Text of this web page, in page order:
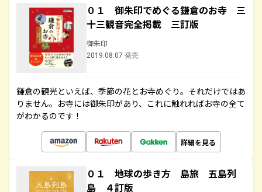
０１ 御朱印でめぐる鎌倉のお寺 三
十三観音完全掲載 三訂版
御朱印
2019.08.07 発売
鎌倉の観光といえば、季節の花とお寺めぐり。それだけではあ
りません。お寺には御朱印があり、これに触れればお寺の全て
がわかるのです！
詳細を見る
０１ 地球の歩き方 島旅 五島列
島 ４訂版